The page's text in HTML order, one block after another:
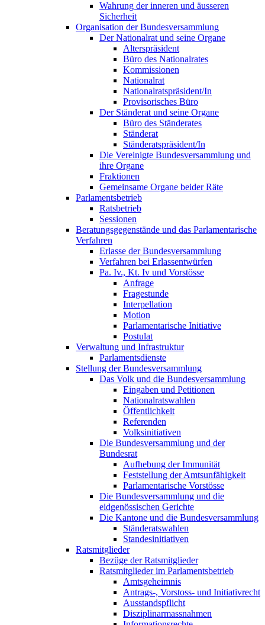
Wahrung der inneren und äusseren
Sicherheit
Organisation der Bundesversammlung
Der Nationalrat und seine Organe
Alterspräsident
Büro des Nationalrates
Kommissionen
Nationalrat
Nationalratspräsident/In
Provisorisches Büro
Der Ständerat und seine Organe
Büro des Ständerates
Ständerat
Ständeratspräsident/In
Die Vereinigte Bundesversammlung und
ihre Organe
Fraktionen
Gemeinsame Organe beider Räte
Parlamentsbetrieb
Ratsbetrieb
Sessionen
Beratungsgegenstände und das Parlamentarische
Verfahren
Erlasse der Bundesversammlung
Verfahren bei Erlassentwürfen
Pa. Iv., Kt. Iv und Vorstösse
Anfrage
Fragestunde
Interpellation
Motion
Parlamentarische Initiative
Postulat
Verwaltung und Infrastruktur
Parlamentsdienste
Stellung der Bundesversammlung
Das Volk und die Bundesversammlung
Eingaben und Petitionen
Nationalratswahlen
Öffentlichkeit
Referenden
Volksinitiativen
Die Bundesversammlung und der
Bundesrat
Aufhebung der Immunität
Feststellung der Amtsunfähigkeit
Parlamentarische Vorstösse
Die Bundesversammlung und die
eidgenössischen Gerichte
Die Kantone und die Bundesversammlung
Ständeratswahlen
Standesinitiativen
Ratsmitglieder
Bezüge der Ratsmitglieder
Ratsmitglieder im Parlamentsbetrieb
Amtsgeheimnis
Antrags-, Vorstoss- und Initiativrecht
Ausstandspflicht
Disziplinarmassnahmen